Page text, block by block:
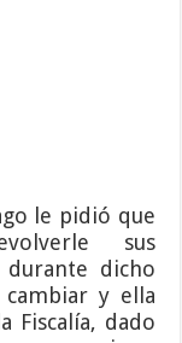
le pidió que
sus
dicho
y ella
Fiscalía, dado